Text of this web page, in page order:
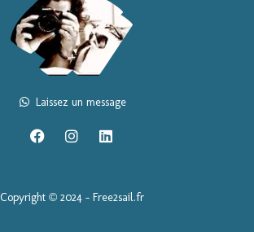
Laissez un message
Copyright © 2024 – Free2sail.fr